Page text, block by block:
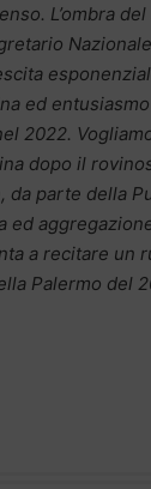
L’ombra
ed
2022.
dopo il
parte della
ed
a recitare un
Palermo del